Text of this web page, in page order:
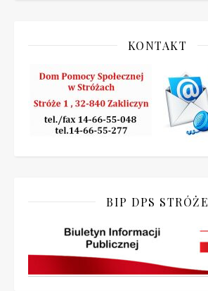
KONTAKT
BIP DPS STRÓŻE